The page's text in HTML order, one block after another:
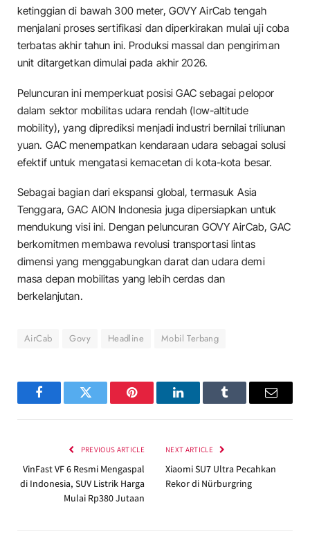
ketinggian di bawah 300 meter, GOVY AirCab tengah
menjalani proses sertifikasi dan diperkirakan mulai uji coba
terbatas akhir tahun ini. Produksi massal dan pengiriman
unit ditargetkan dimulai pada akhir 2026.
Peluncuran ini memperkuat posisi GAC sebagai pelopor
dalam sektor mobilitas udara rendah (low-altitude
mobility), yang diprediksi menjadi industri bernilai triliunan
yuan. GAC menempatkan kendaraan udara sebagai solusi
efektif untuk mengatasi kemacetan di kota-kota besar.
Sebagai bagian dari ekspansi global, termasuk Asia
Tenggara, GAC AION Indonesia juga dipersiapkan untuk
mendukung visi ini. Dengan peluncuran GOVY AirCab, GAC
berkomitmen membawa revolusi transportasi lintas
dimensi yang menggabungkan darat dan udara demi
masa depan mobilitas yang lebih cerdas dan
berkelanjutan.
AirCab Govy Headline Mobil Terbang
FacebookTwitter Pinterest LinkedInTumblr Email
PREVIOUS ARTICLE
VinFast VF 6 Resmi Mengaspal
di Indonesia, SUV Listrik Harga
Mulai Rp380 Jutaan
NEXT ARTICLE
Xiaomi SU7 Ultra Pecahkan
Rekor di Nürburgring